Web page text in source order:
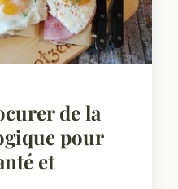
de la
pour
et